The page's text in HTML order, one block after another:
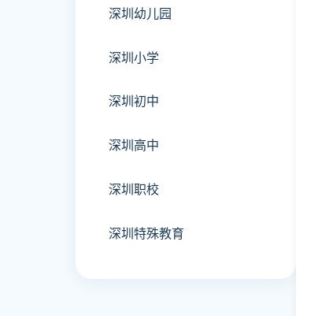
深圳幼儿园
深圳小学
深圳初中
深圳高中
深圳职校
深圳特殊教育